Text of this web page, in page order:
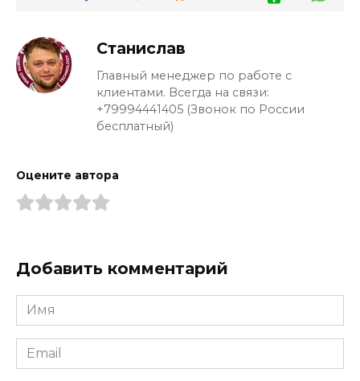
Станислав
Главный менеджер по работе с
клиентами. Всегда на связи:
+79994441405 (Звонок по России
бесплатный)
Оцените автора
Добавить комментарий
Имя
*
Email
*